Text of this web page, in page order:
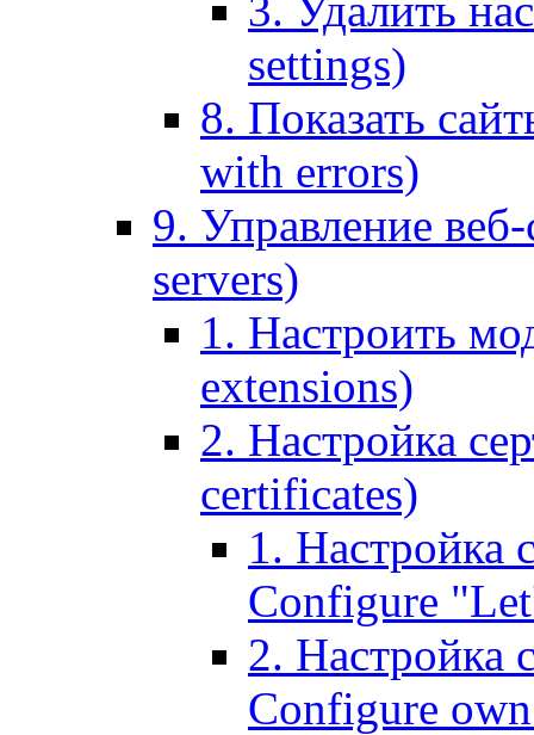
settings)
8. Показать
with errors)
9. Управление
servers)
1. Настроить
extensions)
2. Настройка
certificates)
1. Настройка
Configure
2. Настройка
Configure